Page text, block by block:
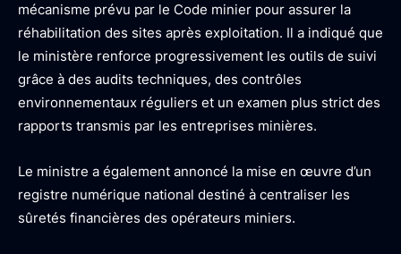
mécanisme prévu par le Code minier pour assurer la
réhabilitation des sites après exploitation. Il a indiqué que
le ministère renforce progressivement les outils de suivi
grâce à des audits techniques, des contrôles
environnementaux réguliers et un examen plus strict des
rapports transmis par les entreprises minières.
Le ministre a également annoncé la mise en œuvre d’un
registre numérique national destiné à centraliser les
sûretés financières des opérateurs miniers.